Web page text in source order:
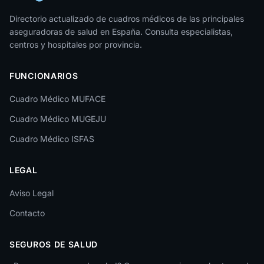
Jaén
La Rioja
León
Lleida
Lugo
Málaga
Melilla
Murcia
Directorio actualizado de cuadros médicos de las principales
aseguradoras de salud en España. Consulta especialistas,
centros y hospitales por provincia.
FUNCIONARIOS
Cuadro Médico MUFACE
Cuadro Médico MUGEJU
Cuadro Médico ISFAS
LEGAL
Aviso Legal
Contacto
SEGUROS DE SALUD